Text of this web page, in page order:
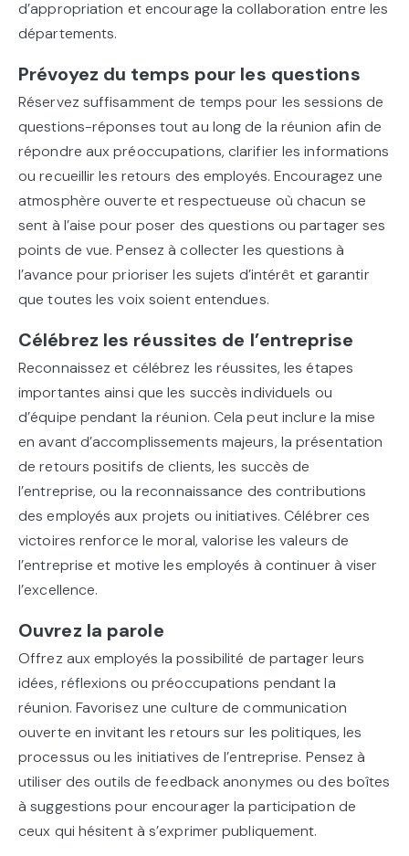
d’appropriation et encourage la collaboration entre les
départements.
Prévoyez du temps pour les questions
Réservez suffisamment de temps pour les sessions de
questions-réponses tout au long de la réunion afin de
répondre aux préoccupations, clarifier les informations
ou recueillir les retours des employés. Encouragez une
atmosphère ouverte et respectueuse où chacun se
sent à l’aise pour poser des questions ou partager ses
points de vue. Pensez à collecter les questions à
l’avance pour prioriser les sujets d’intérêt et garantir
que toutes les voix soient entendues.
Célébrez les réussites de l’entreprise
Reconnaissez et célébrez les réussites, les étapes
importantes ainsi que les succès individuels ou
d’équipe pendant la réunion. Cela peut inclure la mise
en avant d’accomplissements majeurs, la présentation
de retours positifs de clients, les succès de
l’entreprise, ou la reconnaissance des contributions
des employés aux projets ou initiatives. Célébrer ces
victoires renforce le moral, valorise les valeurs de
l’entreprise et motive les employés à continuer à viser
l’excellence.
Ouvrez la parole
Offrez aux employés la possibilité de partager leurs
idées, réflexions ou préoccupations pendant la
réunion. Favorisez une culture de communication
ouverte en invitant les retours sur les politiques, les
processus ou les initiatives de l’entreprise. Pensez à
utiliser des outils de feedback anonymes ou des boîtes
à suggestions pour encourager la participation de
ceux qui hésitent à s’exprimer publiquement.